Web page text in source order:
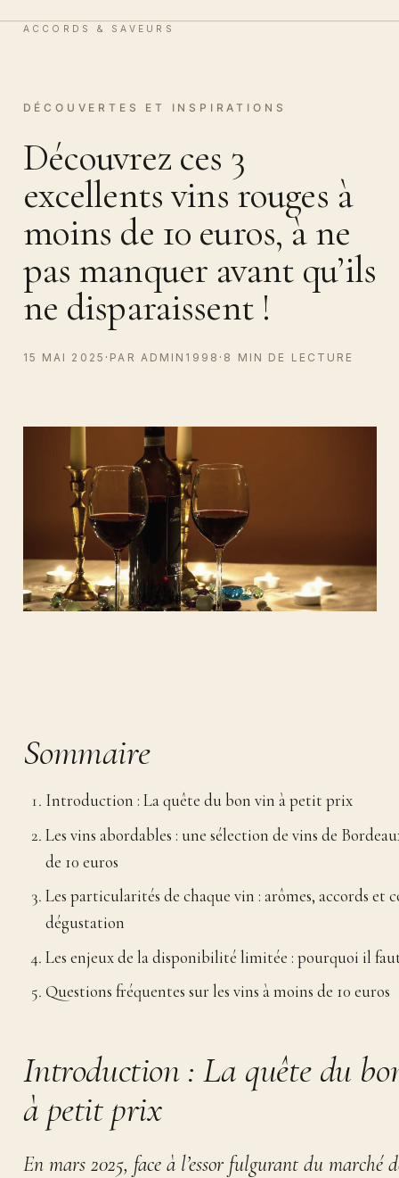
ACCORDS & SAVEURS
DÉCOUVERTES ET INSPIRATIONS
Découvrez ces 3
excellents vins rouges à
moins de 10 euros, à ne
pas manquer avant qu’ils
ne disparaissent !
15 MAI 2025 · PAR ADMIN1998 · 8 MIN DE LECTURE
Sommaire
Introduction : La quête du bon vin à petit prix
Les vins abordables : une sélection de vins de
de 10 euros
Les particularités de chaque vin : arômes, accords et
dégustation
Les enjeux de la disponibilité limitée : pourquoi il
Questions fréquentes sur les vins à moins de 10 euros
Introduction : La quête du
à petit prix
En mars 2025, face à l’essor fulgurant du marché